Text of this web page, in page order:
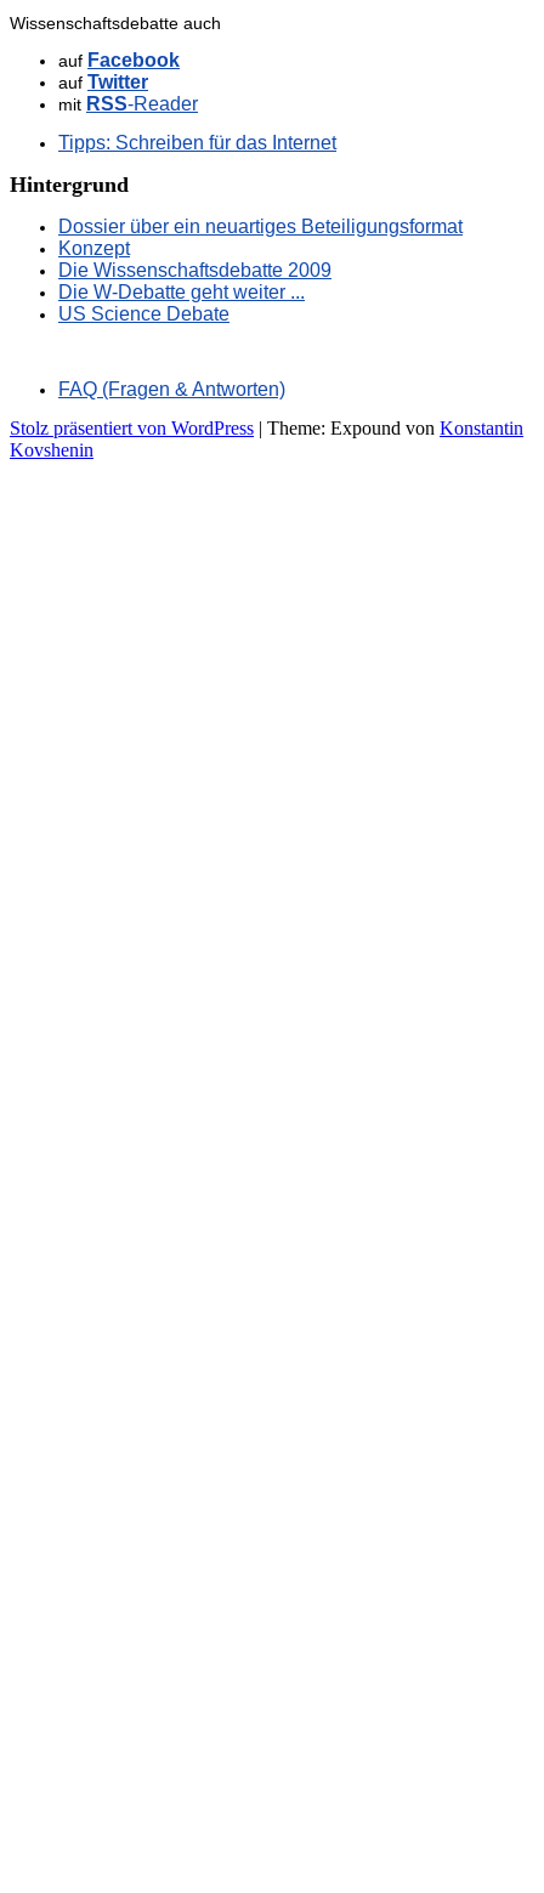
Wissenschaftsdebatte auch
auf Facebook
auf Twitter
mit RSS-Reader
Tipps: Schreiben für das Internet
Hintergrund
Dossier über ein neuartiges Beteiligungsformat
Konzept
Die Wissenschaftsdebatte 2009
Die W-Debatte geht weiter ...
US Science Debate
FAQ (Fragen & Antworten)
Stolz präsentiert von WordPress | Theme: Expound von Konstantin
Kovshenin